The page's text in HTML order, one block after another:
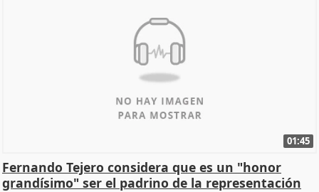
01:45
Fernando Tejero considera que es un "honor
grandísimo" ser el padrino de la representación